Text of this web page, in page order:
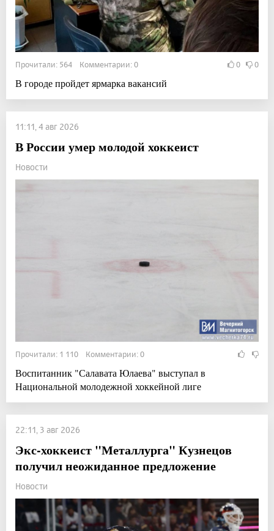
Прочитали: 564 Комментарии: 0 0 0
В городе пройдет ярмарка вакансий
11:11, 4 авг 2026
В России умер молодой хоккеист
Новости
Прочитали: 1 110 Комментарии: 0
Воспитанник "Салавата Юлаева" выступал в
Национальной молодежной хоккейной лиге
22:11, 3 авг 2026
Экс-хоккеист "Металлурга" Кузнецов
получил неожиданное предложение
Новости